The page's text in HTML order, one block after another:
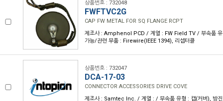
상품번호 : 732048
FWFTVC2G
CAP FW METAL FOR SQ FLANGE RCPT
제조사 : Amphenol PCD / 계열 : FW Field TV / 부속품 유
가능/관련 부품 : Firewire(IEEE 1394), 리셉터클
상품번호 : 732047
DCA-17-03
CONNECTOR ACCESSORIES DRIVE COVE
제조사 : Samtec Inc. / 계열 : / 부속품 유형 : 캡(커버), 방